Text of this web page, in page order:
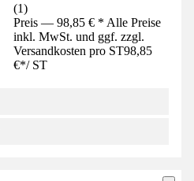
(1)
Preis — 98,85 € * Alle Preise
inkl. MwSt. und ggf. zzgl.
Versandkosten pro ST98,85
€*/ ST